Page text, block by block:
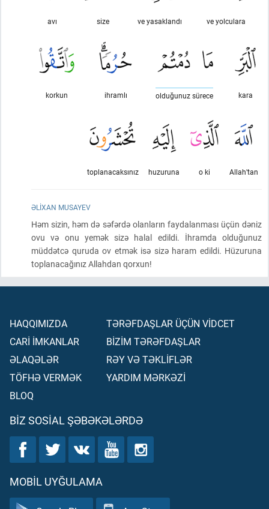
ve yolculara
ve yasaklandı
size
avı
kara
olduğunuz sürece
ihramlı
korkun
Allah'tan
o ki
huzuruna
toplanacaksınız
ƏLIXAN MUSAYEV
Həm sizin, həm də səfərdə olanların faydalanması üçün dəniz
ovu və onu yemək sizə halal edildi. İhramda olduğunuz
müddətcə quruda ov etmək isə sizə haram edildi. Hüzuruna
toplanacağınız Allahdan qorxun!
HAQQIMIZDA
CARİ İMKANLAR
ƏLAQƏLƏR
TÖFHƏ VERMƏK
BLOQ
TƏRƏFDAŞLAR ÜÇÜN VİDCET
BİZİM TƏRƏFDAŞLAR
RƏY VƏ TƏKLİFLƏR
YARDIM MƏRKƏZİ
BIZ SOSIAL ŞƏBƏKƏLƏRDƏ
MOBIL UYĞULAMA